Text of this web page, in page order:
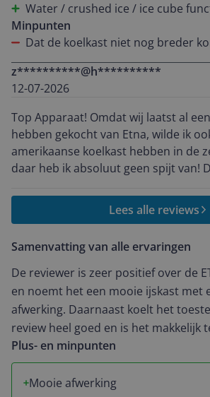
Water / crushed ice / ice cube
Minpunten
Dat de koelkast niet nog breder
z**********@h**********
12-07-2026
Top Apparaat! Omdat wij laatst al een combi oven
hebben gekocht van Etna, wilde ik
amerikaanse koelkast hebben in de
daar heb ik absoluut geen spijt van!
hebt voor een extra taart of borden
koelkast normaal propje vol was
alleen uit de doos kunnen krijgen en
plek is deze zeer makkelijk naar
dat deze op een soort wieltjes staat. linker deur
vriezer, rechter deur koelkast. zo heb
koelkast met gecombineerde deuren
de koelkast wil halen je ook de
koeling verliest, dat heb je dus niet! Dingen uit de
met een sneeuwlaag eromheen. Kortom, top apparaat!
Lees alle reviews
Samenvatting van alle ervaringen
De reviewer is zeer positief over de
en noemt het een mooie ijskast met
afwerking. Daarnaast koelt het
review heel goed en is het makkelijk
Plus- en minpunten
Mooie afwerking